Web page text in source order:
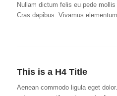
Nullam dictum felis eu pede
Cras dapibus. Vivamus
This is a H4 Title
Aenean commodo ligula eget